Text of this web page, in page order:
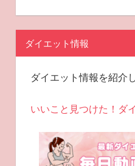
ダイエット情報
ダイエット情報を紹介
いいこと見つけた！ダ